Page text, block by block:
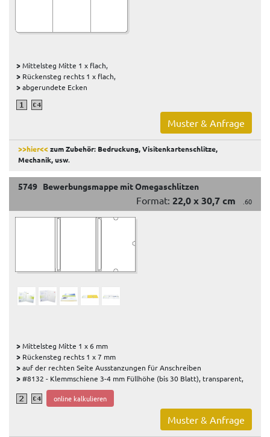
>Mittelsteg Mitte 1 x flach,
> Rückensteg rechts 1 x flach,
>abgerundete Ecken
Muster & Anfrage
>>hier<<zum Zubehör: Bedruckung, Visitenkartenschlitze,
Mechanik, usw.
5749 Bewerbungsmappe mit Omegaschlitzen
Format: 22,0 x 30,7 cm .60
>Mittelsteg Mitte 1 x 6 mm
> Rückensteg rechts 1 x 7 mm
>auf der rechten Seite Ausstanzungen für Anschreiben
>#8132 - Klemmschiene 3-4 mm Füllhöhe (bis 30 Blatt), transparent,
online kalkulieren
Muster & Anfrage